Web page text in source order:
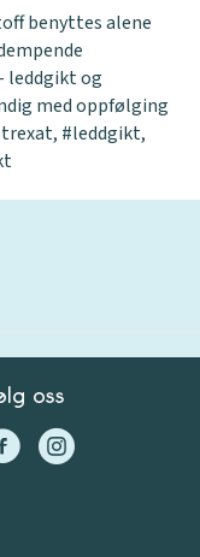
benyttes alene
leddgikt og
med oppfølging
#leddgikt,
oss